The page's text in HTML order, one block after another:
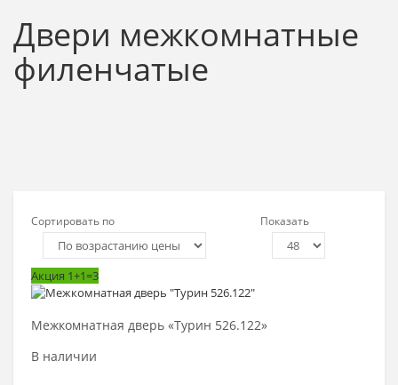
Двери межкомнатные
филенчатые
Сортировать по Показать
Акция 1+1=3
Межкомнатная дверь «Турин 526.122»
В наличии
Выбрать >